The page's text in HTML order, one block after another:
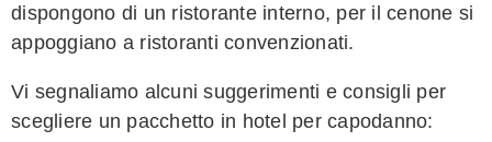
dispongono di un ristorante interno, per il cenone si
appoggiano a ristoranti convenzionati.
Vi segnaliamo alcuni suggerimenti e consigli per
scegliere un pacchetto in hotel per capodanno: